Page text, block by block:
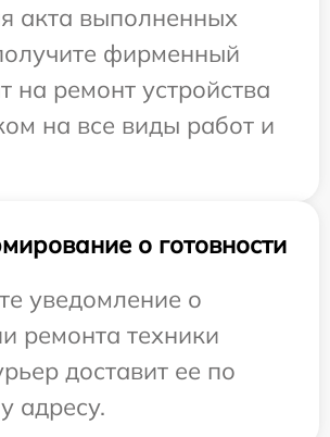
акта выполненных
фирменный
на ремонт устройства
на все виды работ и
о готовности
уведомление о
ремонта техники
доставит ее по
адресу.